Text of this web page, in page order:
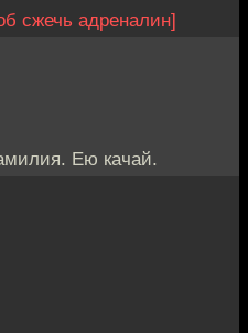
сжечь адреналин]
Ею качай.